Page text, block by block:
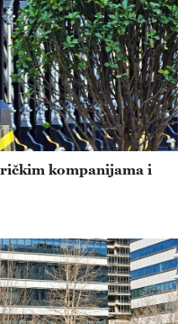
kompanijama i